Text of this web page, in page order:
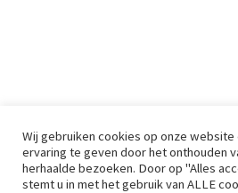
Wij gebruiken cookies op onze
ervaring te geven door het onthouden
herhaalde bezoeken. Door op "Alles
stemt u in met het gebruik van ALLE